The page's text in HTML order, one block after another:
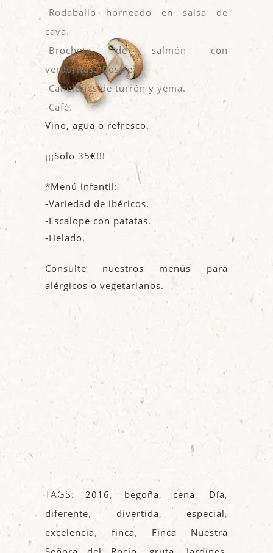
-Rodaballo horneado en salsa de
cava.
-Brocheta de salmón con
verduritas.*Postre:
-Canelones de turrón y yema.
-Café.
Vino, agua o refresco.
¡¡¡Solo 35€!!!
*Menú infantil:
-Variedad de ibéricos.
-Escalope con patatas.
-Helado.
Consulte nuestros menús para
alérgicos o vegetarianos.
TAGS: 2016, begoña, cena, Día,
diferente, divertida, especial,
excelencia, finca, Finca Nuestra